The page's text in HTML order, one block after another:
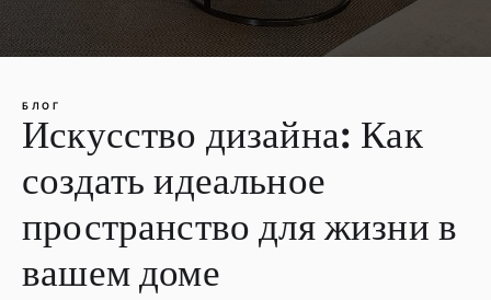
БЛОГ
Искусство дизайна: Как
создать идеальное
пространство для жизни в
вашем доме